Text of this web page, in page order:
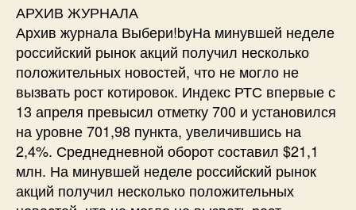
АРХИВ ЖУРНАЛА
Архив журнала Выбери!byНа минувшей неделе
российский рынок акций получил несколько
положительных новостей, что не могло не
вызвать рост котировок. Индекс РТС впервые с
13 апреля превысил отметку 700 и установился
на уровне 701,98 пункта, увеличившись на
2,4%. Среднедневной оборот составил $21,1
млн. На минувшей неделе российский рынок
акций получил несколько положительных